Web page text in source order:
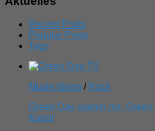
Recent Posts
Popular Posts
Tags
Musik-News / Rock
Green Day starten mit
Kanal